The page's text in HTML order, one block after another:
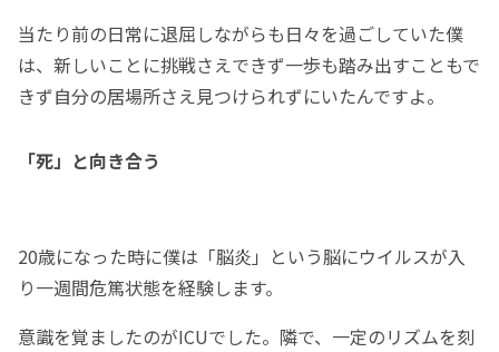
当たり前の日常に退屈しながらも日々を過ごしていた僕
は、新しいことに挑戦さえできず一歩も踏み出すこともで
きず自分の居場所さえ見つけられずにいたんですよ。
「死」と向き合う
20歳になった時に僕は「脳炎」という脳にウイルスが入
り一週間危篤状態を経験します。
意識を覚ましたのがICUでした。隣で、一定のリズムを刻